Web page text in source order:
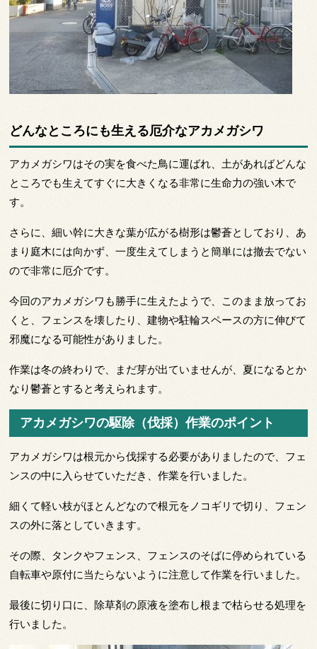
どんなところにも生える厄介なアカメガシワ
アカメガシワはその実を食べた鳥に運ばれ、土があればどんな
ところでも生えてすぐに大きくなる非常に生命力の強い木で
す。
さらに、細い幹に大きな葉が広がる樹形は鬱蒼としており、あ
まり庭木には向かず、一度生えてしまうと簡単には撤去でない
ので非常に厄介です。
今回のアカメガシワも勝手に生えたようで、このまま放ってお
くと、フェンスを壊したり、建物や駐輪スペースの方に伸びて
邪魔になる可能性がありました。
作業は冬の終わりで、まだ芽が出ていませんが、夏になるとか
なり鬱蒼とすると考えられます。
アカメガシワの駆除（伐採）作業のポイント
アカメガシワは根元から伐採する必要がありましたので、フェ
ンスの中に入らせていただき、作業を行いました。
細くて軽い枝がほとんどなので根元をノコギリで切り、フェン
スの外に落としていきます。
その際、タンクやフェンス、フェンスのそばに停められている
自転車や原付に当たらないように注意して作業を行いました。
最後に切り口に、除草剤の原液を塗布し根まで枯らせる処理を
行いました。